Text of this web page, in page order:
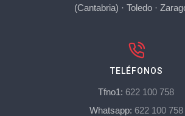
(Cantabria) ·Toledo ·
TELÉFONOS
Tfno1: 622 100 758
Whatsapp: 622 100 758